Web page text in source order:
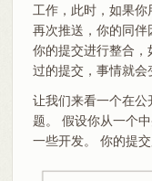
工作，此时，如果你
再次推送，你的同
你的提交进行整合，
过的提交，事情就会
让我们来看一个在公
题。 假设你从一个
一些开发。 你的提